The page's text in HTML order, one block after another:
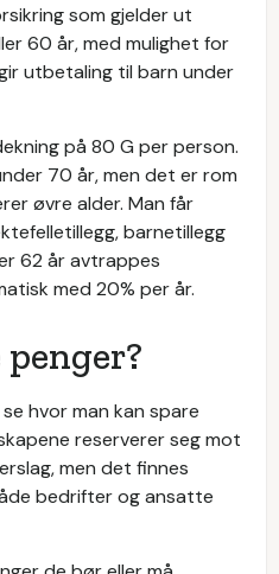
som gjelder ut
60 år, med mulighet for
utbetaling til barn under
på 80 G per person.
70 år, men det er rom
øvre alder. Man får
barnetillegg
62 år avtrappes
med 20% per år.
hvor man kan spare
reserverer seg mot
men det finnes
bedrifter og ansatte